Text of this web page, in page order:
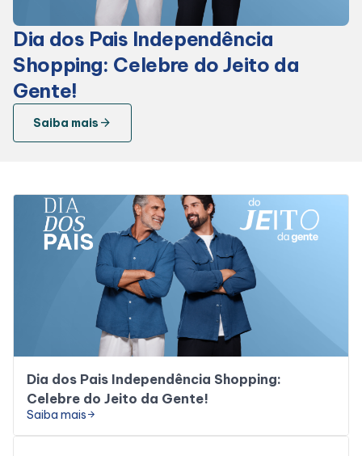
Lojas e Restaurantes
Lojas
Dia dos Pais Independência
Shopping: Celebre do Jeito da
Gente!
Saiba mais arrow_forward
Dia dos Pais Independência Shopping:
Celebre do Jeito da Gente!
Saiba mais arrow_forward